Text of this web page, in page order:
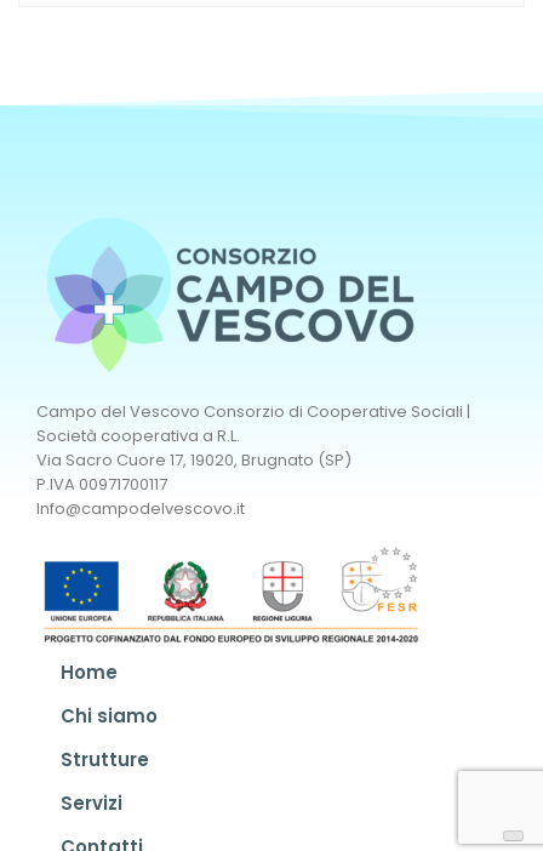
Campo del Vescovo Consorzio di Cooperative Sociali |
Società cooperativa a R.L.
Via Sacro Cuore 17, 19020, Brugnato (SP)
P.IVA 00971700117
Info@campodelvescovo.it
Home
Chi siamo
Strutture
Servizi